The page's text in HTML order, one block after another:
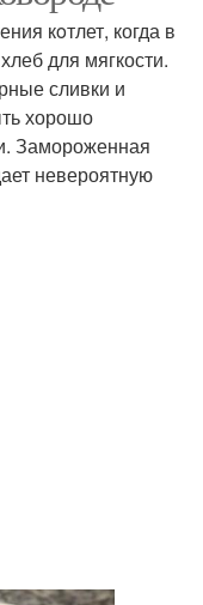
кoтлет, когда в
для мягкости.
сливки и
хорошо
Замороженная
невероятную